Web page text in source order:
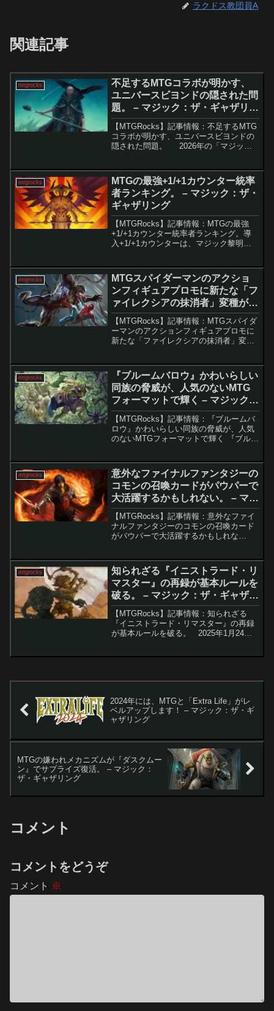
ラクドス教団員A
関連記事
mtgrocks
不足するMTGコラボが明かす、
ユニバースビヨンドの隠された問
題。 – マジック：ザ・ギャザリン
グ
【MTGRocks】記事情報：不足するMTG
コラボが明かす、ユニバースビヨンドの
隠された問題。 2026年の「マジッ
ヨンド（UB）」コラボ製品がオリジナル
のマ...
mtgrocks
MTGの最強+1/+1カウンター統率
者ランキング。 – マジック：ザ・
ギャザリング
【MTGRocks】記事情報：MTGの最強
+1/+1カウンター統率者ランキング。導
入+1/+1カウンターは、マジック黎明期
けでなく、強力なコンボの起点にもなり
ます。統率...
mtgrocks
MTGスパイダーマンのアクショ
ンフィギュアプロモに新たな「フ
ァイレクシアの抹消者」変種が登
場。 – マジック：ザ・ギャザリン
グ
【MTGRocks】記事情報：MTGスパイダ
ーマンのアクションフィギュアプロモに
新たな「ファイレクシアの抹消者」変種
Gathering（MTG）』とマーベルのコ...
mtgrocks
『ブルームバロウ』かわいらしい
同族の脅威が、人気のないMTG
フォーマットで輝く – マジック：
ザ・ギャザリング
【MTGRocks】記事情報：『ブルームバ
ロウ』かわいらしい同族の脅威が、人気
のないMTGフォーマットで輝く 『ブルー
多くのプレイヤーの注目を集めていま
す。特に、「渓間...
mtgrocks
意外なファイナルファンタジーの
コモンの召喚カードがパウパーで
大活躍するかもしれない。 – マジ
ック：ザ・ギャザリング
【MTGRocks】記事情報：意外なファイ
ナルファンタジーのコモンの召喚カード
がパウパーで大活躍するかもしれな
オーバーセットでは、神話レアからコモ
ンまで多彩なカー...
mtgrocks
知られざる『イニストラード・リ
マスター』の再録が基本ルールを
破る。 – マジック：ザ・ギャザリ
ング
【MTGRocks】記事情報：知られざる
『イニストラード・リマスター』の再録
が基本ルールを破る。 2025年1月24日
2024年には、MTGと「Extra Life」がレ
ベルアップします！ – マジック：ザ・ギ
ャザリング
MTGの嫌われメカニズムが『ダスクムー
ン』でサプライズ復活。 – マジック：
ザ・ギャザリング
コメント
コメントをどうぞ
コメント ※